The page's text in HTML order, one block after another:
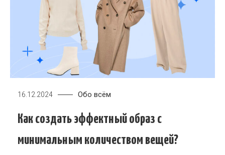
16.12.2024 Обо всём
Как создать эффектный образ с
минимальным количеством вещей?